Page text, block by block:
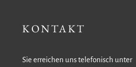
KONTAKT
Sie erreichen uns telefonisch unter